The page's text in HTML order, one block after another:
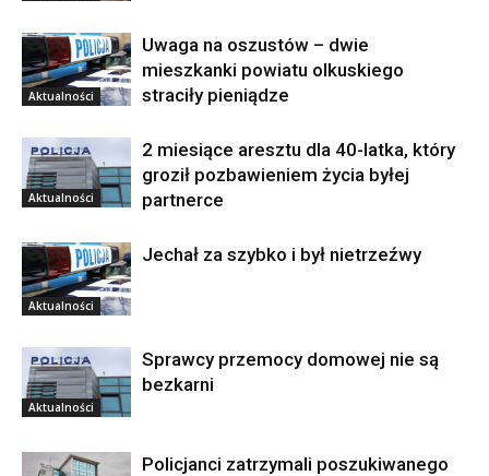
Aktualności
Uwaga na oszustów – dwie
mieszkanki powiatu olkuskiego
straciły pieniądze
Aktualności
2 miesiące aresztu dla 40-latka, który
groził pozbawieniem życia byłej
partnerce
Aktualności
Jechał za szybko i był nietrzeźwy
Aktualności
Sprawcy przemocy domowej nie są
bezkarni
Policjanci zatrzymali poszukiwanego